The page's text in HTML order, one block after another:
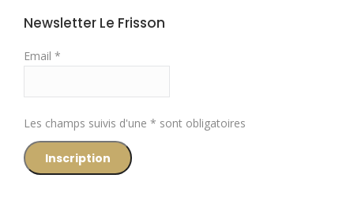
Newsletter Le Frisson
Email *
Les champs suivis d'une * sont obligatoires